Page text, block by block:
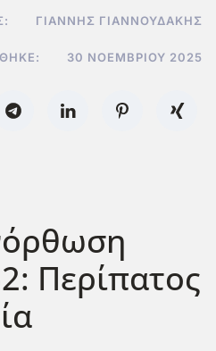
ΓΙΆΝΝΗΣ ΓΙΑΝΝΟΥΔΆΚΗΣ
30 ΝΟΕΜΒΡΊΟΥ 2025
Περίπατος